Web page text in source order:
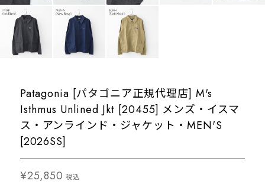
Patagonia [パタゴニア正規代理店] M's
Isthmus Unlined Jkt [20455] メンズ・イスマ
ス・アンラインド・ジャケット・MEN'S
[2026SS]
¥25,850 税込